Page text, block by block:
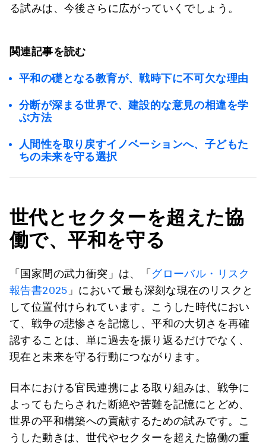
る試みは、今後さらに広がっていくでしょう。
関連記事を読む
平和の礎となる教育が、戦時下に不可欠な理由
分断が深まる世界で、建設的な意見の相違を学
ぶ方法
人間性を取り戻すイノベーションへ、子どもた
ちの未来を守る選択
世代とセクターを超えた協
働で、平和を守る
「国家間の武力衝突」は、「 グローバル・リスク
報告書2025 」において最も深刻な現在のリスクと
して位置付けられています。こうした時代におい
て、戦争の悲惨さを記憶し、平和の大切さを再確
認することは、単に過去を振り返るだけでなく、
現在と未来を守る行動につながります。
日本における官民連携による取り組みは、戦争に
よってもたらされた断絶や苦難を記憶にとどめ、
世界の平和構築への貢献するための試みです。こ
うした動きは、世代やセクターを超えた協働の重